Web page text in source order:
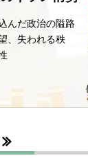
んだ政治の隘路
、失われる秩